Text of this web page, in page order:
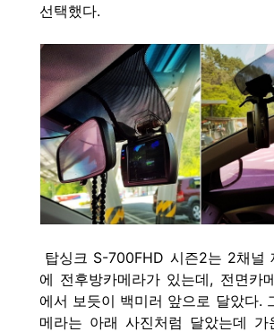
선택했다.
탑싱크 S-700FHD 시즌2는 2채널
에 전후방카메라가 있는데, 전면카
에서 보듯이 백미러 앞으로 달았다.
메라는 아래 사진처럼 달았는데 가